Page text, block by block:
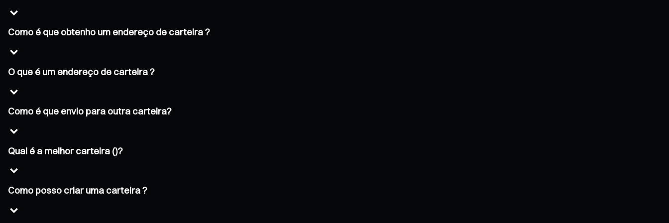
Como é que obtenho um endereço de carteira ?
O que é um endereço de carteira ?
Como é que envio para outra carteira?
Qual é a melhor carteira ()?
Como posso criar uma carteira ?